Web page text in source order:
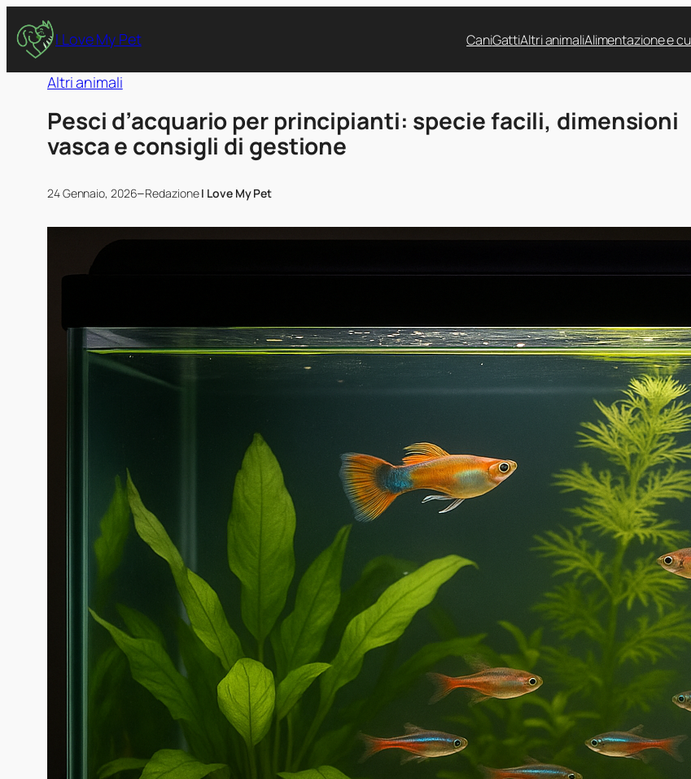
I Love My Pet CaniGattiAltri animaliAlimentazione e
Altri animali
Pesci d’acquario per principianti: specie facili, dimensioni
vasca e consigli di gestione
24 Gennaio, 2026–RedazioneI Love My Pet